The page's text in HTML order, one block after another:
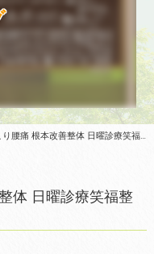
本改善整体 日曜診療笑福整骨院【1月17日の予約状況】
体 日曜診療笑福整